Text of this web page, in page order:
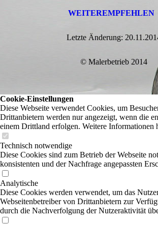
WEITEREMPFEHLEN
Letzte Änderung:
© Malerbetrieb 2014
Cookie-Einstellungen
Diese Webseite verwendet Cookies, um
Drittanbietern werden nur angezeigt, wenn die
einem Drittland erfolgen. Weitere Informationen
Technisch notwendige
Diese Cookies sind zum Betrieb der Webseite
konsistenten und der Nachfrage angepassten
Analytische
Diese Cookies werden verwendet, um das
Webseitenbetreiber von Drittanbietern zur
durch die Nachverfolgung der Nutzeraktivität